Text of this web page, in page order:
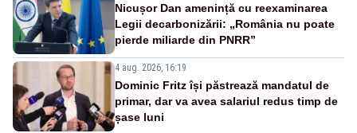
Nicușor Dan amenință cu reexaminarea
Legii decarbonizării: „România nu poate
pierde miliarde din PNRR”
4 aug. 2026, 16:19
Dominic Fritz își păstrează mandatul de
primar, dar va avea salariul redus timp de
șase luni